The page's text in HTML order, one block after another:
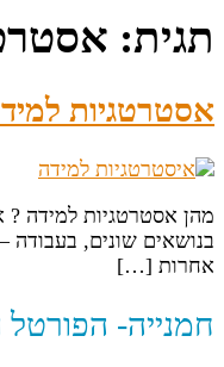
תגית:
אסטרטגיות
מהן אסטרטגיות למידה ?
בנושאים שונים, בעבודה
אחרות […]
חמנייה- הפורטל